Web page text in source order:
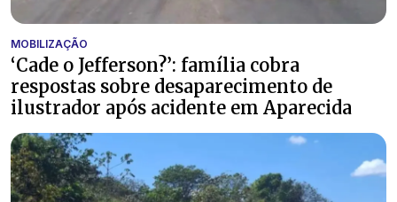
MOBILIZAÇÃO
‘Cade o Jefferson?’: família cobra
respostas sobre desaparecimento de
ilustrador após acidente em Aparecida